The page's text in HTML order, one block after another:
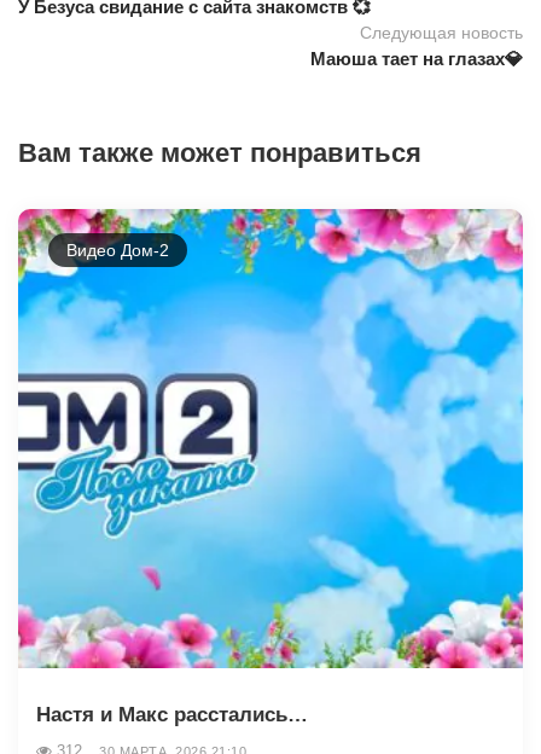
У Безуса свидание с сайта знакомств 💞
Следующая новость
Маюша тает на глазах💎
Вам также может понравиться
Видео Дом-2
Настя и Макс расстались…